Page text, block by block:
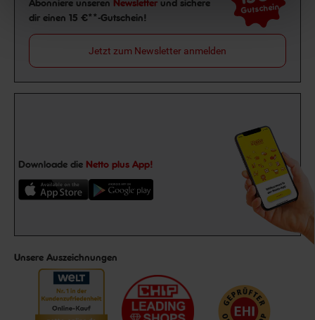
Abonniere unseren Newsletter und sichere
dir einen 15 €**-Gutschein!
Gutschein
Jetzt zum Newsletter anmelden
Downloade die Netto plus App!
Unsere Auszeichnungen